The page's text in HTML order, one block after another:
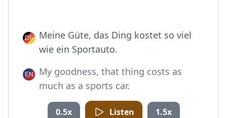
Meine Güte, das Ding kostet so viel
wie ein Sportauto.
My goodness, that thing costs as
much as a sports car.
0.5x Listen 1.5x